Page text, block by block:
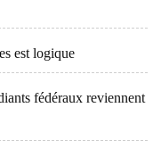
est logique
fédéraux reviennent